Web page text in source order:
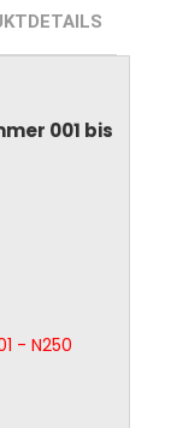
001 bis
- N250